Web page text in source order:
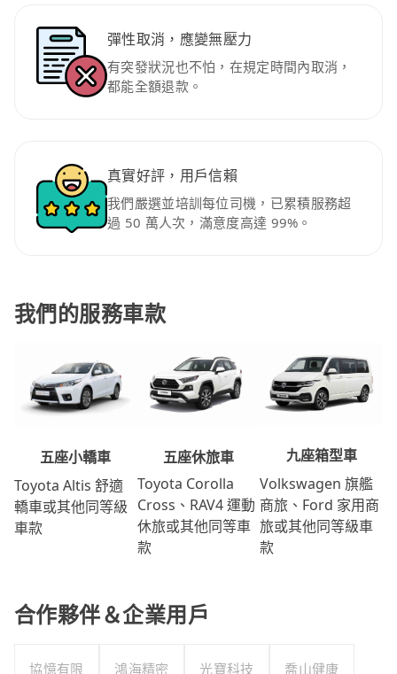
彈性取消，應變無壓力
有突發狀況也不怕，在規定時間內取消，
都能全額退款。
真實好評，用戶信賴
我們嚴選並培訓每位司機，已累積服務超
過 50 萬人次，滿意度高達 99%。
我們的服務車款
五座小轎車
Toyota Altis 舒適
轎車或其他同等級
車款
五座休旅車
Toyota Corolla
Cross、RAV4 運動
休旅或其他同等車
款
九座箱型車
Volkswagen 旗艦
商旅、Ford 家用商
旅或其他同等級車
款
合作夥伴＆企業用戶
協憶有限 鴻海精密 光寶科技 喬山健康